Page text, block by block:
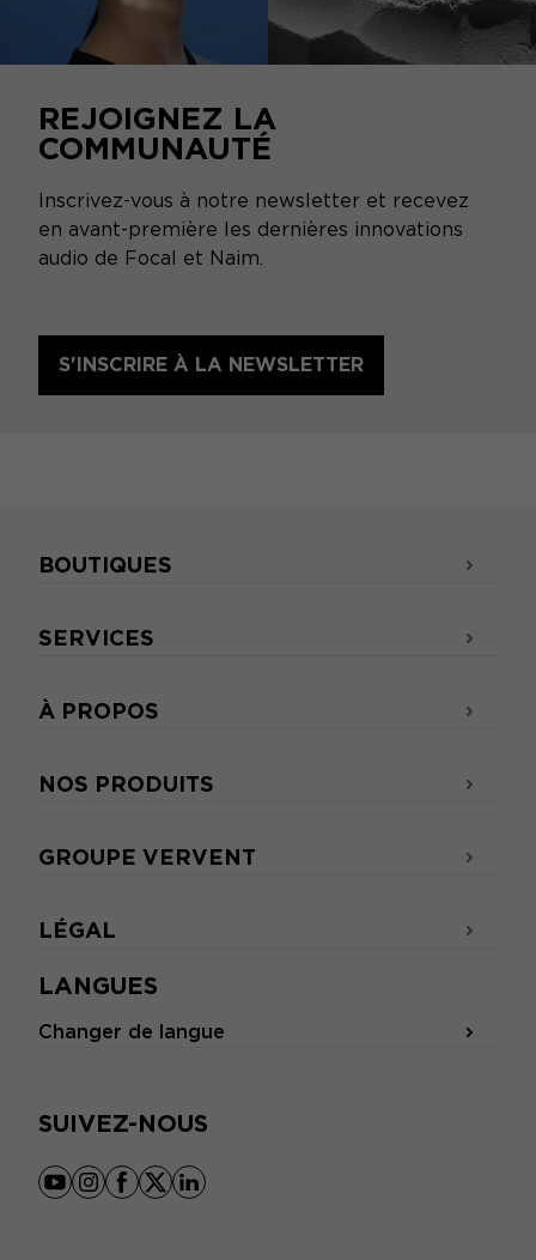
REJOIGNEZ LA
COMMUNAUTÉ
Inscrivez-vous à notre newsletter et recevez
en avant-première les dernières innovations
audio de Focal et Naim.
S'INSCRIRE À LA NEWSLETTER
LANGUES
Changer de langue
SUIVEZ-NOUS
youtube
instagram
facebook
x linkedin
BOUTIQUES
SERVICES
À PROPOS
NOS PRODUITS
GROUPE VERVENT
LÉGAL